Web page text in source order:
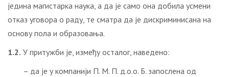
једина магистарка наука, а да је само она добила усмени
отказ уговора о раду, те сматра да је дискриминисана на
основу пола и образовања.
1.2. У притужби је, између осталог, наведено:
– да је у компанији П. М. П. д.о.о. Б. запослена од